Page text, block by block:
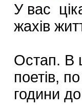
У вас
жахів
Остап. В
поетів,
години